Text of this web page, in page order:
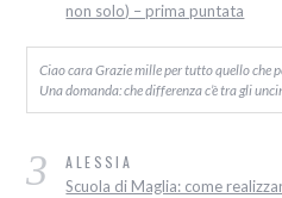
non solo) – prima puntata
Ciao cara Grazie mille per tutto quello che
Una domanda: che differenza c’è tra gli
3 ALESSIA
Scuola di Maglia: come